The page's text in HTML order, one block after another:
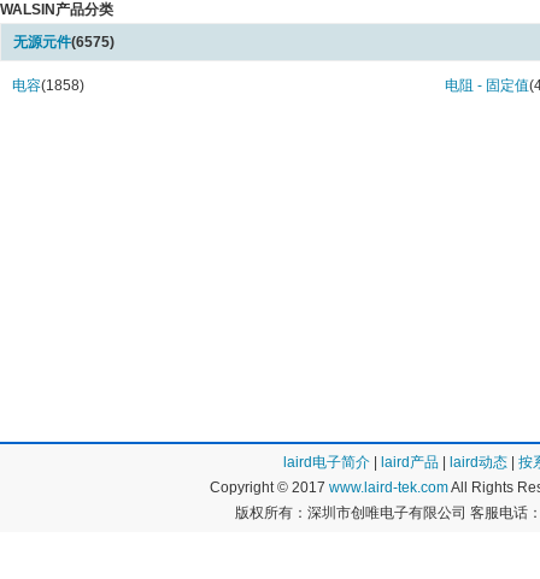
WK08V Series (16)
WR02 Series (22)
WR04 Series (578)
WR06 Series
WR08 Series (568)
WR12 Series
WALSIN产品分类
无源元件(6575)
电容(1858) 电阻 - 固定值
laird电子简介 laird产品 laird动态
按
Copyright © 2017 www.laird-tek.comAll Rights
版权所有：深圳市创唯电子有限公司 客服电话